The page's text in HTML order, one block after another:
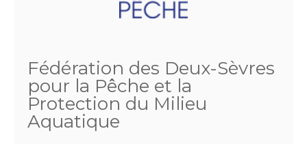
Fédération des Deux-Sèvres
pour la Pêche et la
Protection du Milieu
Aquatique